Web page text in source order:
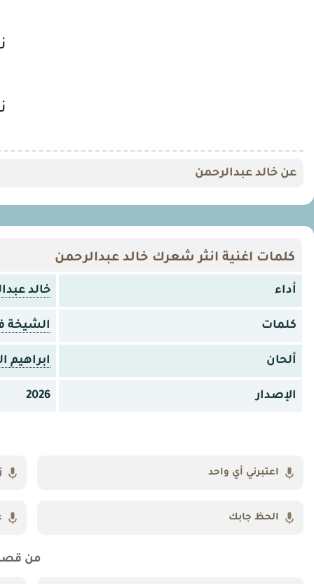
عن خالد عبدالرحمن
كلمات اغنية انثر شعرك خالد عبدالرحمن
أداء خالد
كلمات الشيخة
ألحان ابراهيم
الإصدار 2026
اعتبرني أي واحد
الحظ جابك
من